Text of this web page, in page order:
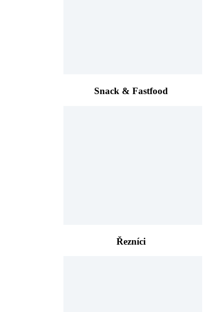
Snack & Fastfood
Řezníci